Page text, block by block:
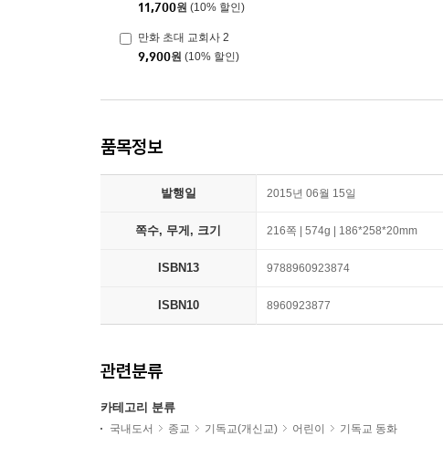
11,700원 (10% 할인)
만화 초대 교회사 2
9,900원 (10% 할인)
품목정보
발행일 2015년 06월 15일
쪽수, 무게, 크기 216쪽 | 574g | 186*258*20mm
ISBN13 9788960923874
ISBN10 8960923877
관련분류
카테고리 분류
국내도서 종교 기독교(개신교) 어린이 기독교 동화